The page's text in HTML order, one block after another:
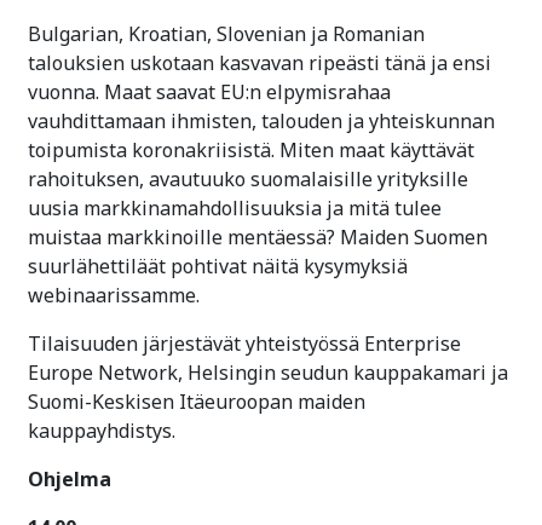
Bulgarian, Kroatian, Slovenian ja Romanian
talouksien uskotaan kasvavan ripeästi tänä ja ensi
vuonna. Maat saavat EU:n elpymisrahaa
vauhdittamaan ihmisten, talouden ja yhteiskunnan
toipumista koronakriisistä. Miten maat käyttävät
rahoituksen, avautuuko suomalaisille yrityksille
uusia markkinamahdollisuuksia ja mitä tulee
muistaa markkinoille mentäessä? Maiden Suomen
suurlähettiläät pohtivat näitä kysymyksiä
webinaarissamme.
Tilaisuuden järjestävät yhteistyössä Enterprise
Europe Network, Helsingin seudun kauppakamari ja
Suomi-Keskisen Itäeuroopan maiden
kauppayhdistys.
Ohjelma